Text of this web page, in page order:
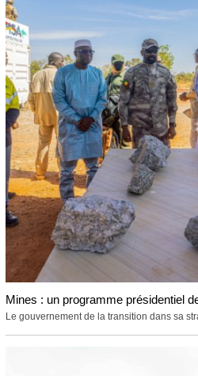
Mines : un programme présidentiel
Le gouvernement de la transition dans sa